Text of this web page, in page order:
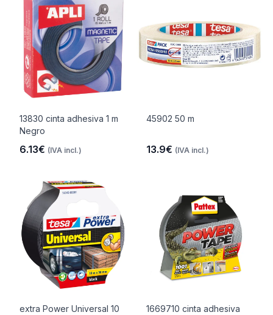
13830 cinta adhesiva 1 m
Negro
6.13€ (IVA incl.)
45902 50 m
13.9€ (IVA incl.)
extra Power Universal 10
1669710 cinta adhesiva